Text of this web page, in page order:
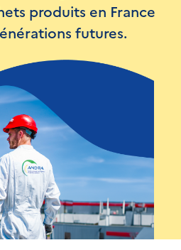
produits en France
futures.